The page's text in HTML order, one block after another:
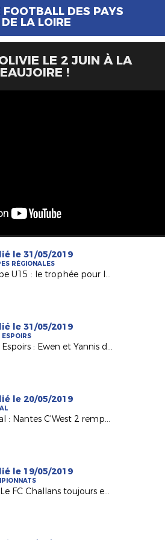
FOOTBALL DES PAYS
DE LA LOIRE
LE 2 JUIN À LA
!
le 31/05/2019
RÉGIONALES
Coupe U15 : le trophée pour le FC Nantes de Maxime Baty
le 31/05/2019
ESPOIRS
Pôle Espoirs : Ewen et Yannis de retour aux sources
le 20/05/2019
Futsal : Nantes C'West 2 remporte la Coupe régionale 2019 !
le 19/05/2019
N3 : Le FC Challans toujours en tête !